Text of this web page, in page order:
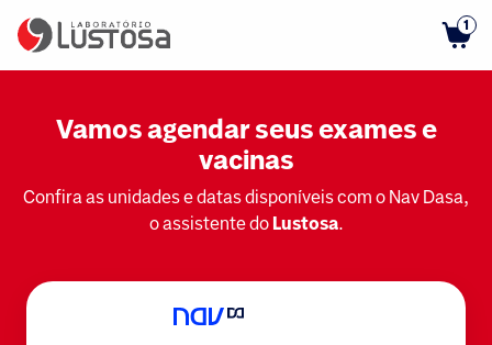
1
Vamos agendar seus exames e
vacinas
Confira as unidades e datas disponíveis com o Nav Dasa,
o assistente do Lustosa.